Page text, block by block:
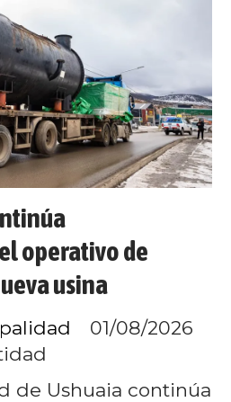
operativo de
usina
01/08/2026
de Ushuaia continúa